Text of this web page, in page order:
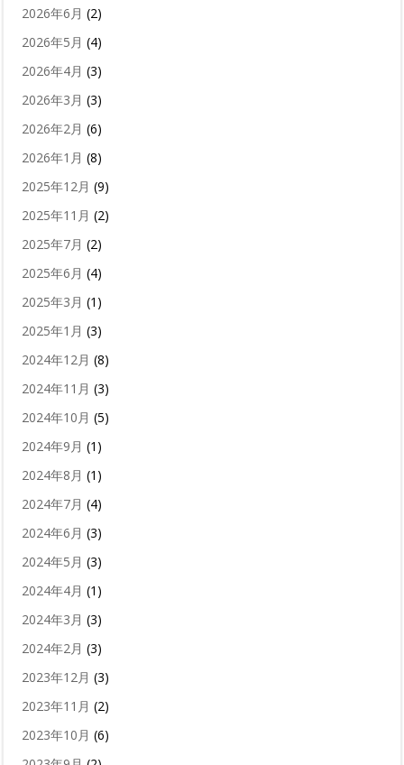
2026年6月 (2)
2026年5月 (4)
2026年4月 (3)
2026年3月 (3)
2026年2月 (6)
2026年1月 (8)
2025年12月 (9)
2025年11月 (2)
2025年7月 (2)
2025年6月 (4)
2025年3月 (1)
2025年1月 (3)
2024年12月 (8)
2024年11月 (3)
2024年10月 (5)
2024年9月 (1)
2024年8月 (1)
2024年7月 (4)
2024年6月 (3)
2024年5月 (3)
2024年4月 (1)
2024年3月 (3)
2024年2月 (3)
2023年12月 (3)
2023年11月 (2)
2023年10月 (6)